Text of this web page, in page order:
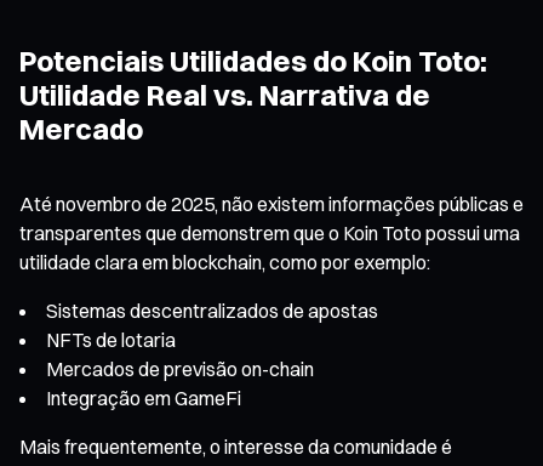
Potenciais Utilidades do Koin Toto:
Utilidade Real vs. Narrativa de
Mercado
Até novembro de 2025, não existem informações públicas e
transparentes que demonstrem que o Koin Toto possui uma
utilidade clara em blockchain, como por exemplo:
Sistemas descentralizados de apostas
NFTs de lotaria
Mercados de previsão on-chain
Integração em GameFi
Mais frequentemente, o interesse da comunidade é